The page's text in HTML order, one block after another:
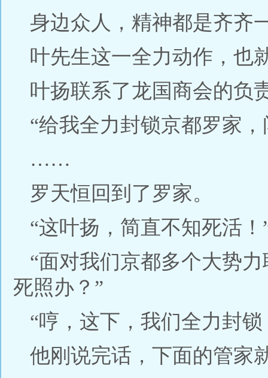
身边众人，精神都是齐齐
叶先生这一全力动作，也
叶扬联系了龙国商会的负
“给我全力封锁京都罗家
……
罗天恒回到了罗家。
“这叶扬，简直不知死活！
“面对我们京都多个大势
死照办？”
“哼，这下，我们全力封
他刚说完话，下面的管家